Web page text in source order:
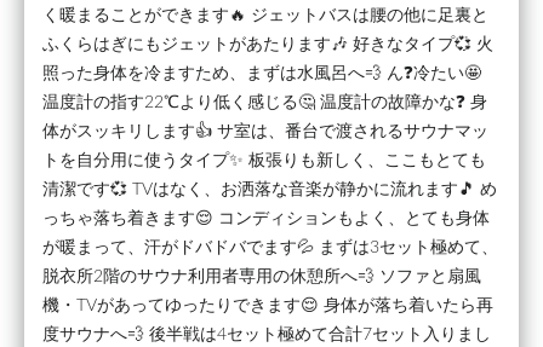
く暖まることができます🔥 ジェットバスは腰の他に足裏と
ふくらはぎにもジェットがあたります🎶 好きなタイプ💞 火
照った身体を冷ますため、まずは水風呂へ💨 ん❓️冷たい🤩
温度計の指す22℃より低く感じる🤔 温度計の故障かな❓️ 身
体がスッキリします👍 サ室は、番台で渡されるサウナマッ
トを自分用に使うタイプ✨ 板張りも新しく、ここもとても
清潔です💞 TVはなく、お洒落な音楽が静かに流れます🎵 め
っちゃ落ち着きます😌 コンディションもよく、とても身体
が暖まって、汗がドバドバでます💦 まずは3セット極めて、
脱衣所2階のサウナ利用者専用の休憩所へ💨 ソファと扇風
機・TVがあってゆったりできます😌 身体が落ち着いたら再
度サウナへ💨 後半戦は4セット極めて合計7セット入りまし